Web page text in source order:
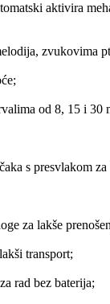
aktivira
zvukovima
od 8, 15 i 30
s presvlakom
za lakše
transport;
rad bez baterija;